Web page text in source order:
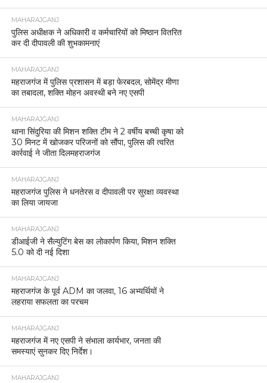
MAHARAJGANJ
पुलिस अधीक्षक ने अधिकारी व कर्मचारियों को मिष्ठान वितरित
कर दी दीपावली की शुभकामनाएं
MAHARAJGANJ
महराजगंज में पुलिस प्रशासन में बड़ा फेरबदल, सोमेंद्र मीणा
का तबादला, शक्ति मोहन अवस्थी बने नए एसपी
MAHARAJGANJ
थाना सिंदुरिया की मिशन शक्ति टीम ने 2 वर्षीय बच्ची कृषा को
30 मिनट में खोजकर परिजनों को सौंपा, पुलिस की त्वरित
कार्रवाई ने जीता दिलमहराजगंज
MAHARAJGANJ
महराजगंज पुलिस ने धनतेरस व दीपावली पर सुरक्षा व्यवस्था
का लिया जायजा
MAHARAJGANJ
डीआईजी ने सैल्युटिंग बेस का लोकार्पण किया, मिशन शक्ति
5.0 को दी नई दिशा
MAHARAJGANJ
महराजगंज के पूर्व ADM का जलवा, 16 अभ्यर्थियों ने
लहराया सफलता का परचम
MAHARAJGANJ
महराजगंज में नए एसपी ने संभाला कार्यभार, जनता की
समस्याएं सुनकर दिए निर्देश।
MAHARAJGANJ